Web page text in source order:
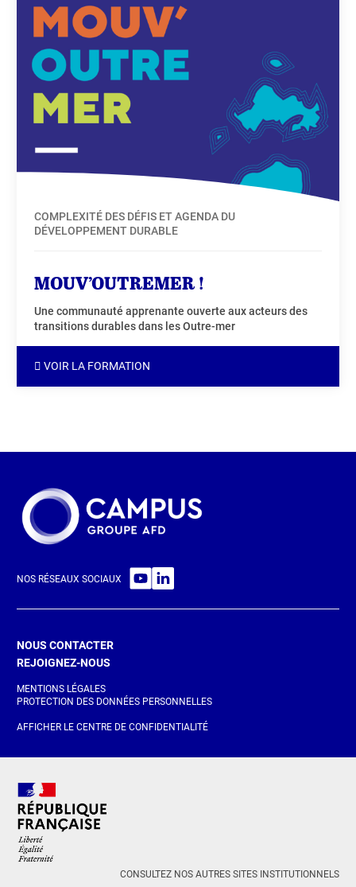
COMPLEXITÉ DES DÉFIS ET AGENDA DU
DÉVELOPPEMENT DURABLE
MOUV’OUTREMER !
Une communauté apprenante ouverte aux acteurs des
transitions durables dans les Outre-mer
VOIR LA FORMATION
NOS RÉSEAUX SOCIAUX
NOUS CONTACTER
REJOIGNEZ-NOUS
MENTIONS LÉGALES
PROTECTION DES DONNÉES PERSONNELLES
AFFICHER LE CENTRE DE CONFIDENTIALITÉ
CONSULTEZ NOS AUTRES SITES INSTITUTIONNELS